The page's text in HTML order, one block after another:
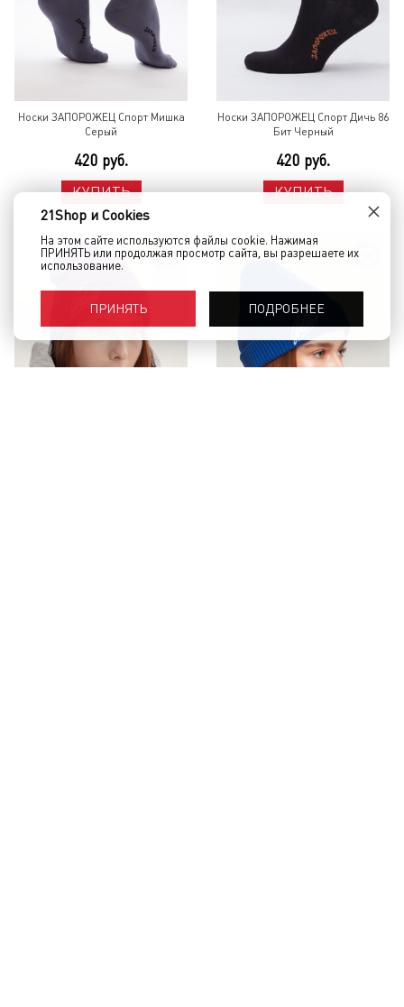
Носки ЗАПОРОЖЕЦ Спорт Мишка
Серый
420 руб.
КУПИТЬ
Носки ЗАПОРОЖЕЦ Спорт Дичь 86
Бит Черный
420 руб.
КУПИТЬ
21Shop и Cookies
На этом сайте используются файлы cookie. Нажимая
ПРИНЯТЬ или продолжая просмотр сайта, вы разрешаете их
использование.
ПРИНЯТЬ ПОДРОБНЕЕ
×